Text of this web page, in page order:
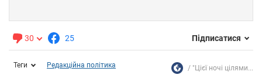
30 25 Підписатися
Теги Редакційна політика "Цієї ночі цілями...